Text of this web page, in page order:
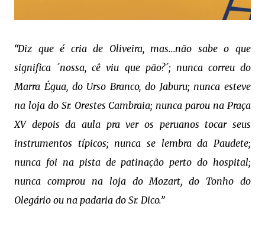
“Diz que é cria de Oliveira, mas...não sabe o que
significa ´nossa, cê viu que pão?´; nunca correu do
Marra Égua, do Urso Branco, do Jaburu; nunca esteve
na loja do Sr. Orestes Cambraia; nunca parou na Praça
XV depois da aula pra ver os peruanos tocar seus
instrumentos típicos; nunca se lembra da Paudete;
nunca foi na pista de patinação perto do hospital;
nunca comprou na loja do Mozart, do Tonho do
Olegário ou na padaria do Sr. Dico.”